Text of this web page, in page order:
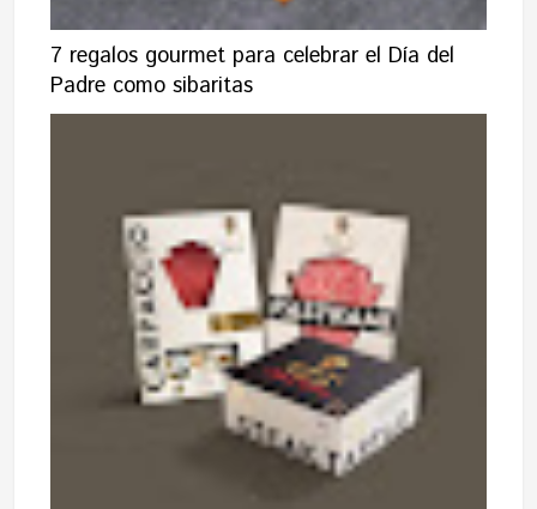
7 regalos gourmet para celebrar el Día del
Padre como sibaritas